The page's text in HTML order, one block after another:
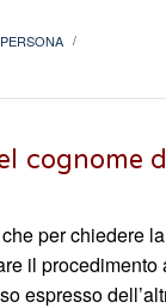
/
cognome
per chiedere
il
espresso